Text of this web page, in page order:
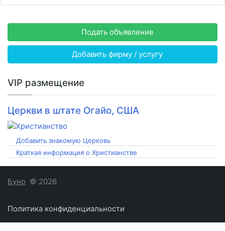
Подать объявление
Добавить фирму / услугу
VIP размещение
Церкви в штате Огайо, США
Добавить знакомую Церковь
Краткая информация о Христианстве
Буно © 2026
Политика конфиденциальности